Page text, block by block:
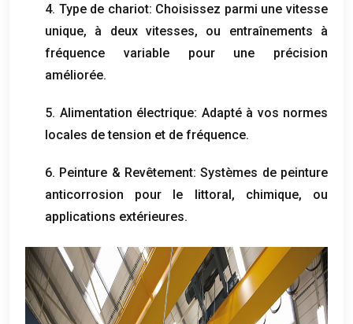
4. Type de chariot: Choisissez parmi une vitesse
unique, à deux vitesses, ou entraînements à
fréquence variable pour une précision
améliorée.
5. Alimentation électrique: Adapté à vos normes
locales de tension et de fréquence.
6. Peinture & Revêtement: Systèmes de peinture
anticorrosion pour le littoral, chimique, ou
applications extérieures.